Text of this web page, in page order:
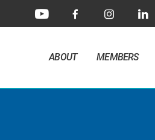
MEMBERS
ABOUT